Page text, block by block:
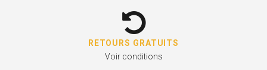
RETOURS GRATUITS
Voir conditions